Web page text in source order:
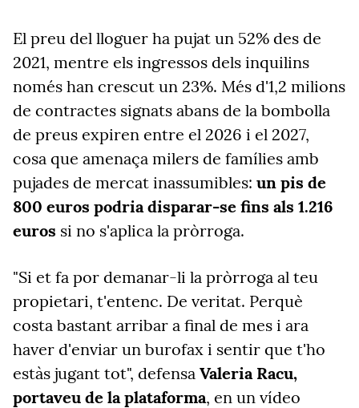
El preu del lloguer ha pujat un 52% des de
2021, mentre els ingressos dels inquilins
només han crescut un 23%. Més d'1,2 milions
de contractes signats abans de la bombolla
de preus expiren entre el 2026 i el 2027,
cosa que amenaça milers de famílies amb
pujades de mercat inassumibles: un pis de
800 euros podria disparar-se fins als 1.216
euros si no s'aplica la pròrroga.
"Si et fa por demanar-li la pròrroga al teu
propietari, t'entenc. De veritat. Perquè
costa bastant arribar a final de mes i ara
haver d'enviar un burofax i sentir que t'ho
estàs jugant tot", defensa Valeria Racu,
portaveu de la plataforma, en un vídeo